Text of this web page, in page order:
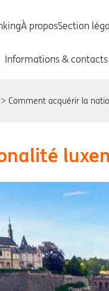
Comment acquérir la